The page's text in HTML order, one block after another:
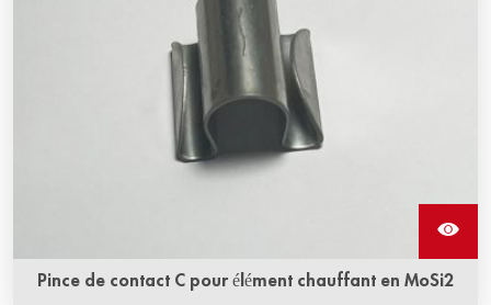
Pince de contact C pour élément chauffant en MoSi2